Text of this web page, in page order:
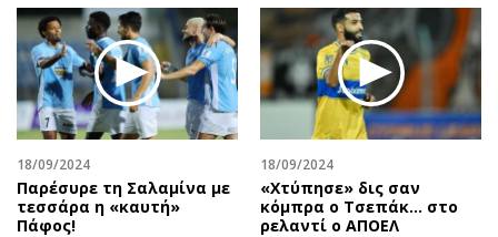
18/09/2024
Παρέσυρε τη Σαλαμίνα με
τεσσάρα η «καυτή»
Πάφος!
18/09/2024
«Χτύπησε» δις σαν
κόμπρα ο Τσεπάκ… στο
ρελαντί ο ΑΠΟΕΛ